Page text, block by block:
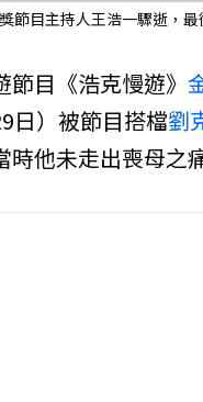
節目主持人王浩一驟逝，
節目《浩克慢遊》
日）被節目搭檔劉
時他未走出喪母之